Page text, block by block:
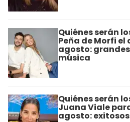
Quiénes serán
Peña de Morfi
agosto:
música
Quiénes serán
Juana Viale
agosto: